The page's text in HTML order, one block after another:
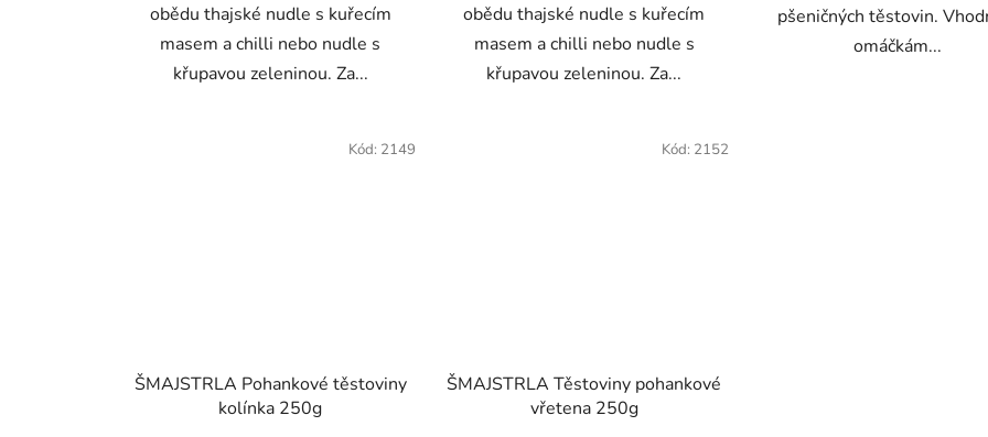
obědu thajské nudle s kuřecím
masem a chilli nebo nudle s
křupavou zeleninou. Za...
obědu thajské nudle s kuřecím
masem a chilli nebo nudle s
křupavou zeleninou. Za...
pšeničných těstovin.
omáčkám...
ŠMAJSTRLA Pohankové těstoviny
kolínka 250g
Kód: 2149
ŠMAJSTRLA Těstoviny pohankové
vřetena 250g
Kód: 2152